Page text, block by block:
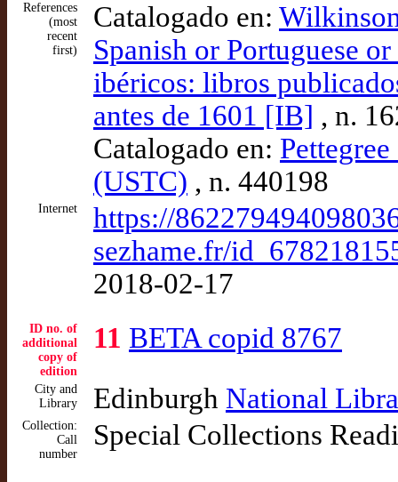
References
(most
recent
first)
Catalogado en:
Spanish or Portuguese
ibéricos: libros
antes de 1601 [IB] , n.
Catalogado en:
(USTC) , n. 440198
Internet
https://
sezhame.fr/
2018-02-17
ID no. of
additional
copy of
edition
11 BETA copid 8767
City and
Library
Edinburgh National
Collection:
Call
number
Special Collections